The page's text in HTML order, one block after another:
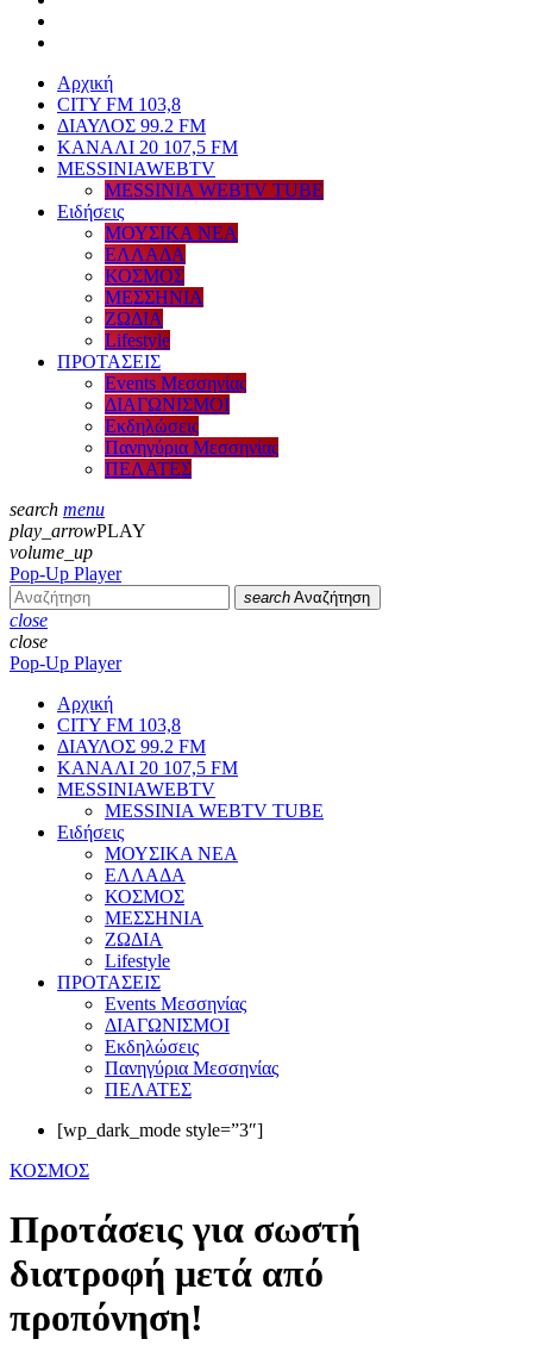
Αρχική
CITY FM 103,8
ΔΙΑΥΛΟΣ 99.2 FM
ΚΑΝΑΛΙ 20 107,5 FM
MESSINIAWEBTV
MESSINIA WEBTV TUBE
Eιδήσεις
ΜΟΥΣΙΚΑ ΝΕΑ
ΕΛΛΑΔΑ
ΚΟΣΜΟΣ
ΜΕΣΣΗΝΙΑ
ΖΩΔΙΑ
Lifestyle
ΠΡΟΤΑΣΕΙΣ
Events Μεσσηνίας
ΔΙΑΓΩΝΙΣΜΟΙ
Εκδηλώσεις
Πανηγύρια Μεσσηνίας
ΠΕΛΑΤΕΣ
search menu
play_arrowPLAY
volume_up
Pop-Up Player
search Αναζήτηση
close
close
Pop-Up Player
Αρχική
CITY FM 103,8
ΔΙΑΥΛΟΣ 99.2 FM
ΚΑΝΑΛΙ 20 107,5 FM
MESSINIAWEBTV
MESSINIA WEBTV TUBE
Eιδήσεις
ΜΟΥΣΙΚΑ ΝΕΑ
ΕΛΛΑΔΑ
ΚΟΣΜΟΣ
ΜΕΣΣΗΝΙΑ
ΖΩΔΙΑ
Lifestyle
ΠΡΟΤΑΣΕΙΣ
Events Μεσσηνίας
ΔΙΑΓΩΝΙΣΜΟΙ
Εκδηλώσεις
Πανηγύρια Μεσσηνίας
ΠΕΛΑΤΕΣ
[wp_dark_mode style=”3″]
ΚΟΣΜΟΣ
Προτάσεις για σωστή
διατροφή μετά από
προπόνηση!